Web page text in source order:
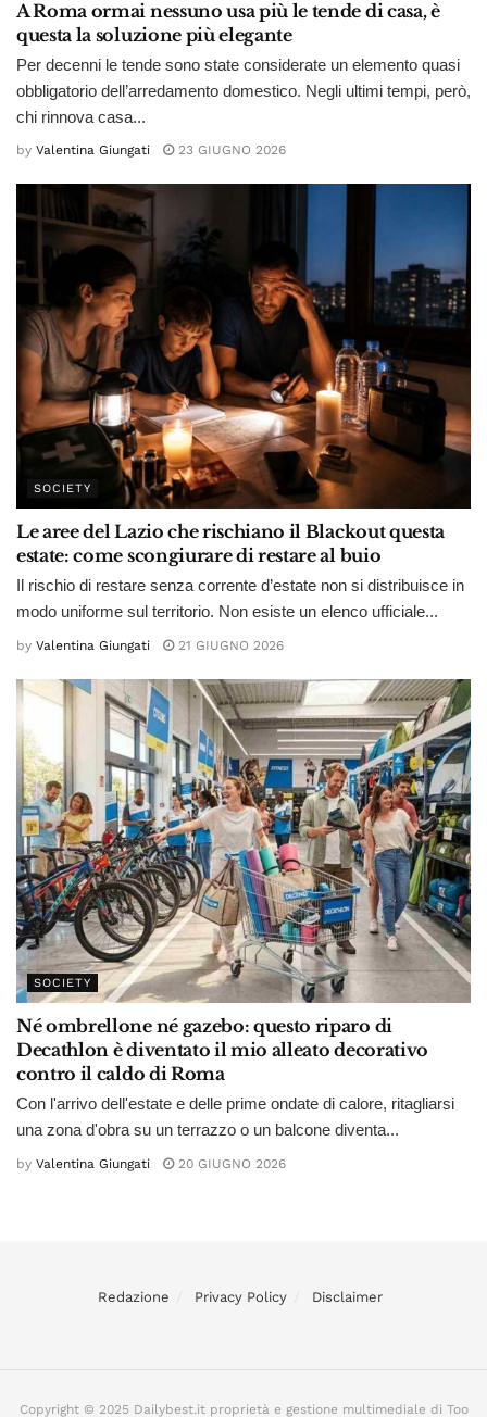
A Roma ormai nessuno usa più le tende di casa, è
questa la soluzione più elegante
Per decenni le tende sono state considerate un elemento quasi
obbligatorio dell’arredamento domestico. Negli ultimi tempi, però,
chi rinnova casa...
by Valentina Giungati 23 GIUGNO 2026
SOCIETY
Le aree del Lazio che rischiano il Blackout questa
estate: come scongiurare di restare al buio
Il rischio di restare senza corrente d’estate non si distribuisce in
modo uniforme sul territorio. Non esiste un elenco ufficiale...
by Valentina Giungati 21 GIUGNO 2026
SOCIETY
Né ombrellone né gazebo: questo riparo di
Decathlon è diventato il mio alleato decorativo
contro il caldo di Roma
Con l'arrivo dell'estate e delle prime ondate di calore, ritagliarsi
una zona d'obra su un terrazzo o un balcone diventa...
by Valentina Giungati 20 GIUGNO 2026
Redazione Privacy Policy Disclaimer
Copyright © 2025 Dailybest.it proprietà e gestione multimediale di Too